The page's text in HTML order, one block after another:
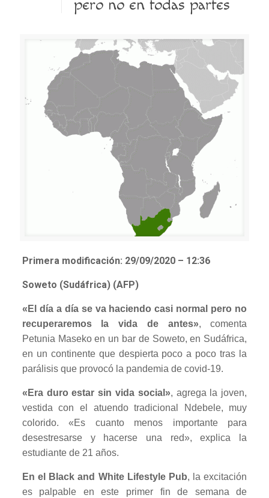
pero no en todas partes
Primera modificación: 29/09/2020 – 12:36
Soweto (Sudáfrica) (AFP)
«El día a día se va haciendo casi normal pero no
recuperaremos la vida de antes», comenta
Petunia Maseko en un bar de Soweto, en Sudáfrica,
en un continente que despierta poco a poco tras la
parálisis que provocó la pandemia de covid-19.
«Era duro estar sin vida social», agrega la joven,
vestida con el atuendo tradicional Ndebele, muy
colorido. «Es cuanto menos importante para
desestresarse y hacerse una red», explica la
estudiante de 21 años.
En el Black and White Lifestyle Pub, la excitación
es palpable en este primer fin de semana de